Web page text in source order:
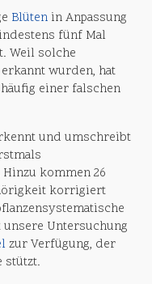
Blüten in Anpassung
fünf Mal
Weil solche
wurden, hat
einer falschen
und umschreibt
kommen 26
korrigiert
Untersuchung
zur Verfügung, der
stützt.